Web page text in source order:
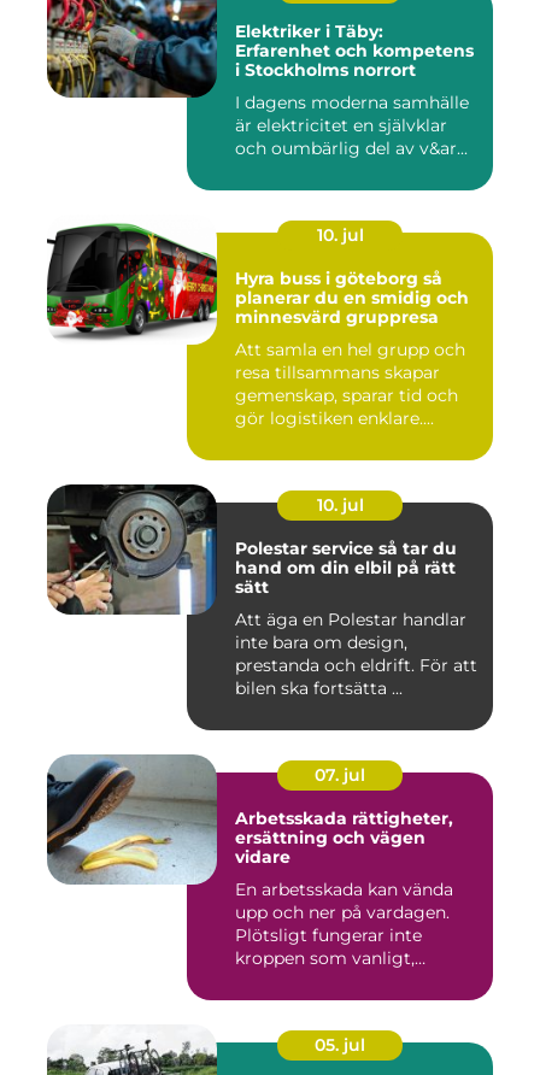
Elektriker i Täby:
Erfarenhet och kompetens
i Stockholms norrort
I dagens moderna samhälle
är elektricitet en självklar
och oumbärlig del av v&ar...
10. jul
Hyra buss i göteborg så
planerar du en smidig och
minnesvärd gruppresa
Att samla en hel grupp och
resa tillsammans skapar
gemenskap, sparar tid och
gör logistiken enklare....
10. jul
Polestar service så tar du
hand om din elbil på rätt
sätt
Att äga en Polestar handlar
inte bara om design,
prestanda och eldrift. För att
bilen ska fortsätta ...
07. jul
Arbetsskada rättigheter,
ersättning och vägen
vidare
En arbetsskada kan vända
upp och ner på vardagen.
Plötsligt fungerar inte
kroppen som vanligt,
05. jul